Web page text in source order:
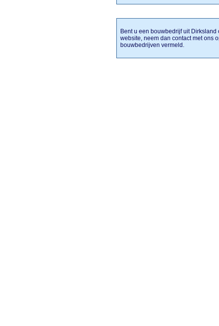
Bent u een bouwbedrijf uit
website, neem dan contact met ons
bouwbedrijven vermeld.